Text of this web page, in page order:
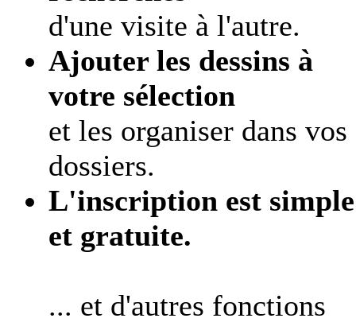
d'une visite à l'autre.
Ajouter les dessins à
votre sélection
et les organiser dans vos
dossiers.
L'inscription est simple
et gratuite.
... et d'autres fonctions